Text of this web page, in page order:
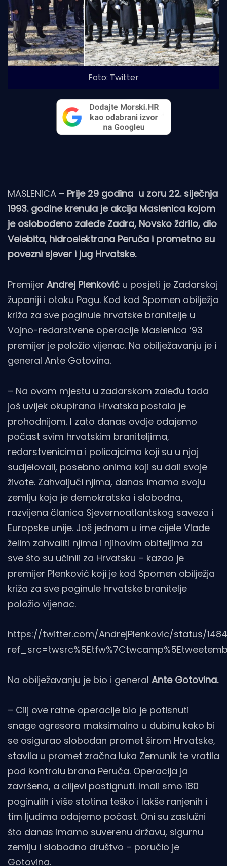
Foto: Twitter
MASLENICA – Prije 29 godina u zoru 22. siječnja
1993. godine krenula je akcija Maslenica kojom
je oslobođeno zaleđe Zadra, Novsko ždrilo, dio
Velebita, hidroelektrana Peruča i prometno su
povezni sjever i jug Hrvatske.
Premijer Andrej Plenković u posjeti je Zadarskoj
županiji i otoku Pagu. Kod kod Spomen obilježja
križa za sve poginule hrvatske branitelje u
Vojno-redarstvene operacije Maslenica ’93
premijer je položio vijenac. Na obilježavanju je i
general Ante Gotovina.
– Na ovom mjestu u zadarskom zaleđu tada
još uvijek okupirana Hrvatska postala je
prohodnijom. I zato danas ovdje odajemo
počast svim hrvatskim braniteljima,
redarstvenicima i policajcima koji su u njoj
sudjelovali, posebno onima koji su dali svoje
živote. Zahvaljući njima, danas imamo svoju
zemlju koja je demokratska i slobodna,
razvijena članica Sjevernoatlantskog saveza i
Europske unije. Još jednom u ime cijele Vlade
želim zahvaliti njima i njihovim obiteljima za
sve što su učinili za Hrvatsku – kazao je
premijer Plenković koji je kod Spomen obilježja
križa za sve poginule hrvatske branitelje
položio vijenac.
https://twitter.com/AndrejPlenkovic/status/
Na obilježavanju je bio i general Ante Gotovina.
– Cilj ove ratne operacije bio je potisnuti
snage agresora maksimalno u dubinu kako bi
se osigurao slobodan promet širom Hrvatske,
stavila u promet zračna luka Zemunik te vratila
pod kontrolu brana Peruča. Operacija ja
završena, a ciljevi postignuti. Imali smo 180
poginulih i više stotina teško i lakše ranjenih i
tim ljudima odajemo počast. Oni su zaslužni
što danas imamo suverenu državu, sigurnu
zemlju i slobodno društvo – poručio je
Gotovina.